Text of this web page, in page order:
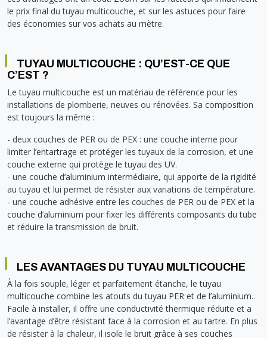
RACCORD PE (POLYÉTHYLÈNE)
RACCORD GALVA
TUBE LAITON ET ECROU
TUYAU SOUPLE
KIT FIXATION MURAL
COLLECTEUR NOURRICE
VANNE D'ARRET
ROBINET
FLEXIBLE
ETANCHÉITÉ RACCORDEMENT
FIXATION ET SUPPORT
RÉDUCTEUR DE PRESSION
COMPTEUR ET ACCESSOIRE
Soupape différentielle
Température
Vase d'expansion
Vanne mélangeuse
SOLAIRE
PAC
TUBAGE CHEMINÉE CHAUDIÈRE POÊLE
EQUIPEMENT INDUSTRIEL
COMMUNICATION
CONNEXION
CÂBLE
GAINE
ECLAIRAGE
ECLAIRAGE PORTATIF
LAMPE ET TORCHE
PILES ET ACCUMULATEURS
BLOC DE SÉCURITÉ
SYSTÈMES DE SÉCURITÉ
VMC ET VENTILATION
TRAPPE CHATIÈRE ET HUBLOT
PLOMBERIE PER
VOTRE SOLUTION CHAUFFAGE
le prix final du tuyau multicouche, et sur les astuces pour faire
des économies sur vos achats au mètre.
TUYAU MULTICOUCHE : QU’EST-CE QUE
C’EST ?
Le tuyau multicouche est un matériau de référence pour les
installations de plomberie, neuves ou rénovées. Sa composition
est toujours la même :
- deux couches de PER ou de PEX : une couche interne pour
limiter l’entartrage et protéger les tuyaux de la corrosion, et une
couche externe qui protège le tuyau des UV.
- une couche d’aluminium intermédiaire, qui apporte de la rigidité
au tuyau et lui permet de résister aux variations de température.
- une couche adhésive entre les couches de PER ou de PEX et la
couche d’aluminium pour fixer les différents composants du tube
et réduire la transmission de bruit.
LES AVANTAGES DU TUYAU MULTICOUCHE
À la fois souple, léger et parfaitement étanche, le tuyau
multicouche combine les atouts du tuyau PER et de l’aluminium..
Facile à installer, il offre une conductivité thermique réduite et a
l’avantage d’être résistant face à la corrosion et au tartre. En plus
de résister à la chaleur, il isole le bruit grâce à ses couches